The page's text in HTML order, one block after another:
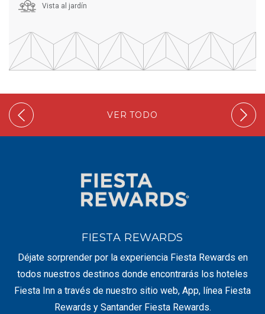
Vista al jardín
VER TODO
FIESTA REWARDS
Déjate sorprender por la experiencia Fiesta Rewards en
todos nuestros destinos donde encontrarás los hoteles
Fiesta Inn a través de nuestro sitio web, App, línea Fiesta
Rewards y Santander Fiesta Rewards.